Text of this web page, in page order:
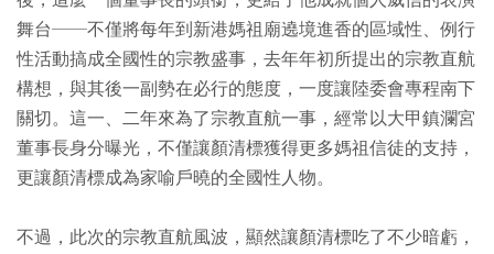
舞台──不僅將每年到新港媽祖廟遶境進香的區域性、例行
性活動搞成全國性的宗教盛事，去年年初所提出的宗教直航
構想，與其後一副勢在必行的態度，一度讓陸委會專程南下
關切。這一、二年來為了宗教直航一事，經常以大甲鎮瀾宮
董事長身分曝光，不僅讓顏清標獲得更多媽祖信徒的支持，
更讓顏清標成為家喻戶曉的全國性人物。
不過，此次的宗教直航風波，顯然讓顏清標吃了不少暗虧，